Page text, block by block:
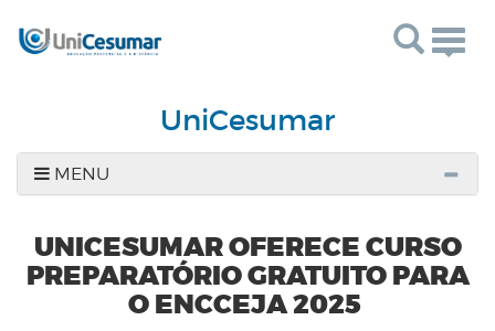
UniCesumar
MENU
UNICESUMAR OFERECE CURSO
PREPARATÓRIO GRATUITO PARA
O ENCCEJA 2025